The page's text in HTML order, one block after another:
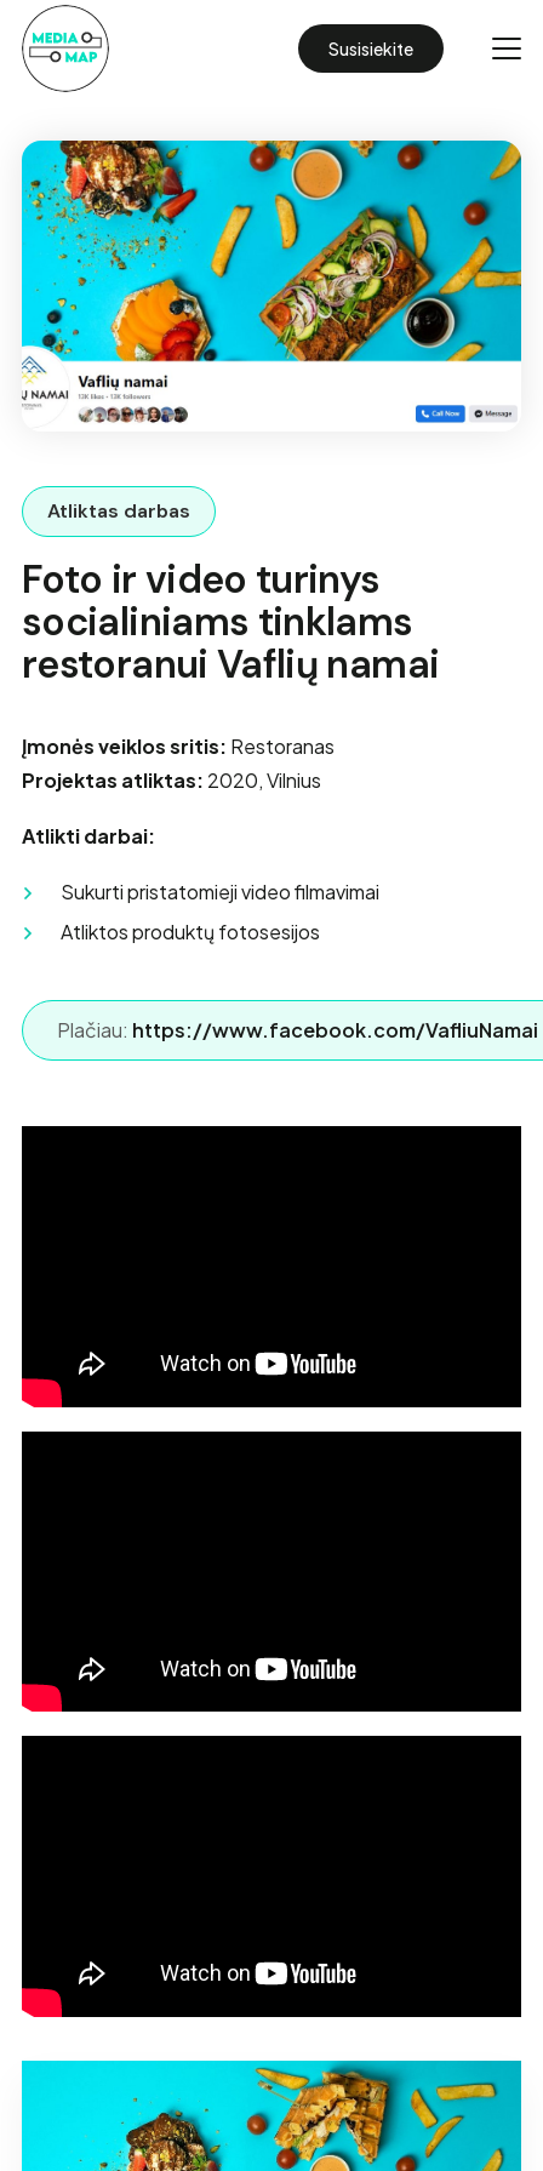
Susisiekite
Atliktas darbas
Foto ir video turinys
socialiniams tinklams
restoranui Vaflių namai
Įmonės veiklos sritis: Restoranas
Projektas atliktas: 2020, Vilnius
Atlikti darbai:
Sukurti pristatomieji video filmavimai
Atliktos produktų fotosesijos
Plačiau: https://www.facebook.com/VafliuNamai